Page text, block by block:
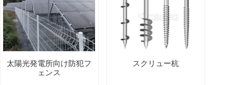
太陽光発電所向け防犯フ
ェンス
スクリュー杭